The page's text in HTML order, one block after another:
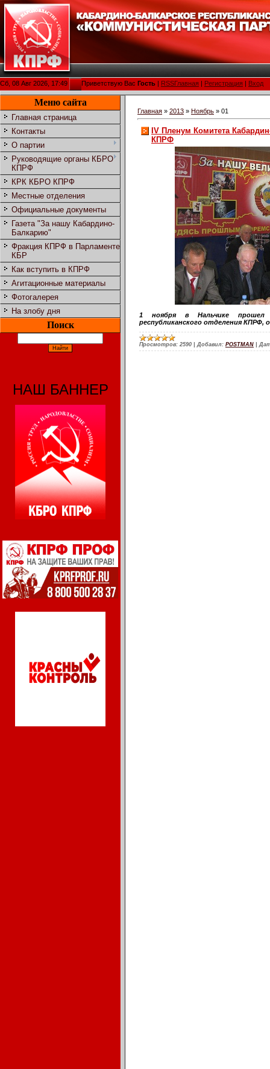
Сб, 08 Авг 2026, 17:49 Приветствую Вас Гость RSSГлавная Регистрация Вход
Меню сайта
Главная страница
Контакты
О партии
Руководящие органы КБРО
КПРФ
КРК КБРО КПРФ
Местные отделения
Официальные документы
Газета "За нашу Кабардино-
Балкарию"
Фракция КПРФ в Парламенте
КБР
Как вступить в КПРФ
Агитационные материалы
Фотогалерея
На злобу дня
Поиск
НАШ БАННЕР
Главная » 2013 » Ноябрь » 01
IV Пленум Комитета
КПРФ
1 ноября в Нальчике прошел
республиканского отделения КПРФ,
Просмотров: 2590 |Добавил: POSTMAN |